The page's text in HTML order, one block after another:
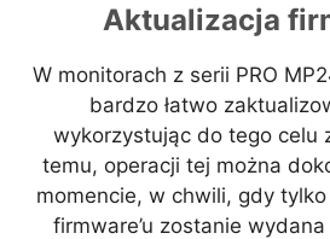
Aktualizacja
W monitorach z serii PRO
bardzo łatwo
wykorzystując do tego celu
temu, operacji tej można
momencie, w chwili, gdy
firmware’u zostanie